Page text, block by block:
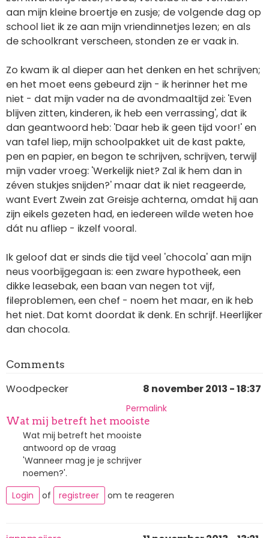
aan mijn kleine broertje en zusje; de volgende dag op
school liet ik ze aan mijn vriendinnetjes lezen; en als
de schoolkrant verscheen, stonden ze er vaak in.
Zo kwam ik al dieper aan het denken en het schrijven;
en het moet eens gebeurd zijn - ik herinner het me
niet - dat mijn vader na de avondmaaltijd zei: 'Even
blijven zitten, kinderen, ik heb een verrassing', dat ik
dan geantwoord heb: 'Daar heb ik geen tijd voor!' en
van tafel liep, mijn schoolpakket uit de kast pakte,
pen en papier, en begon te schrijven, schrijven, terwijl
mijn vader vroeg: 'Werkelijk niet? Zal ik hem dan in
zéven stukjes snijden?' maar dat ik niet reageerde,
want Evert Zwein zat Greisje achterna, omdat hij aan
zijn eikels gezeten had, en iedereen wilde weten hoe
dát nu afliep - ikzelf vooral.
Ik geloof dat er sinds die tijd veel 'chocola' aan mijn
neus voorbijgegaan is: een zware hypotheek, een
dikke leasebak, een baan van negen tot vijf,
fileproblemen, een chef - noem het maar, en ik heb
het niet. Dat komt doordat ik denk. En schrijf. Heerlijker
dan chocola.
Comments
Woodpecker 8 november 2013 - 18:37
Permalink
Wat mij betreft het mooiste
Wat mij betreft het mooiste
antwoord op de vraag
'Wanneer mag je je schrijver
noemen?'.
Login
of registreer om te reageren